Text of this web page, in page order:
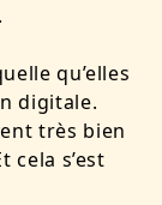
qu’elles
digitale.
très bien
cela s’est